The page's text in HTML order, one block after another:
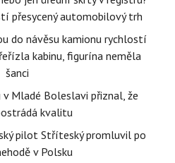
přesycený automobilový trh
do návěsu kamionu rychlostí
kabinu, figurína neměla
šanci
v Mladé Boleslavi přiznal, že
kvalitu
pilot Stříteský promluvil po
v Polsku